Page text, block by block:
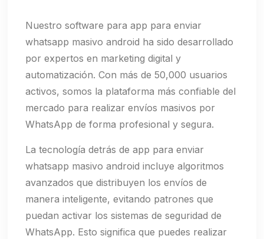
Nuestro software para app para enviar
whatsapp masivo android ha sido desarrollado
por expertos en marketing digital y
automatización. Con más de 50,000 usuarios
activos, somos la plataforma más confiable del
mercado para realizar envíos masivos por
WhatsApp de forma profesional y segura.
La tecnología detrás de app para enviar
whatsapp masivo android incluye algoritmos
avanzados que distribuyen los envíos de
manera inteligente, evitando patrones que
puedan activar los sistemas de seguridad de
WhatsApp. Esto significa que puedes realizar